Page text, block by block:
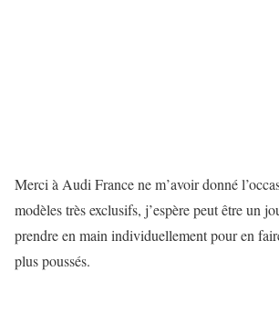
Merci à Audi France ne m’avoir donné
modèles très exclusifs, j’espère peut être un
prendre en main individuellement pour en
plus poussés.